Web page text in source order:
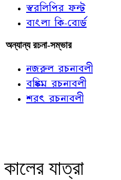
স্বরলিপির ফন্ট
বাংলা কি-বোর্ড
অন্যান্য রচনা-সম্ভার
নজরুল রচনাবলী
বঙ্কিম রচনাবলী
শরৎ রচনাবলী
কালের যাত্রা